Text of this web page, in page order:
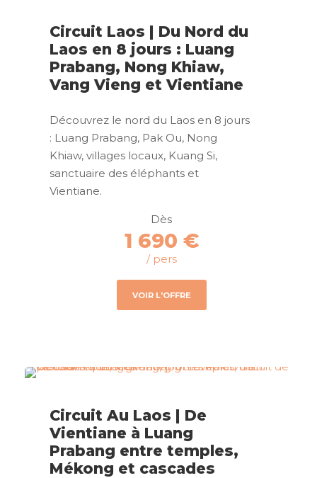
Circuit Laos | Du Nord du
Laos en 8 jours : Luang
Prabang, Nong Khiaw,
Vang Vieng et Vientiane
Découvrez le nord du Laos en 8 jours
: Luang Prabang, Pak Ou, Nong
Khiaw, villages locaux, Kuang Si,
sanctuaire des éléphants et
Vientiane.
Dès
1 690 €
/ pers
VOIR L'OFFRE
Circuit Au Laos | De
Vientiane à Luang
Prabang entre temples,
Mékong et cascades